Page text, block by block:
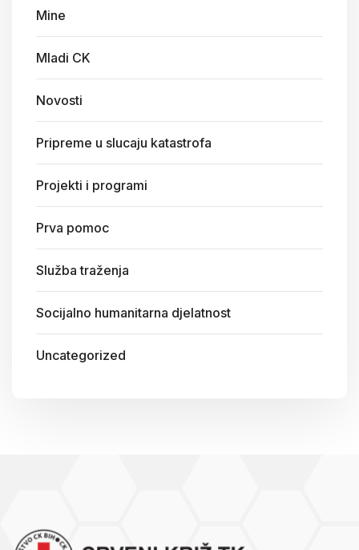
Mine
Mladi CK
Novosti
Pripreme u slucaju katastrofa
Projekti i programi
Prva pomoc
Služba traženja
Socijalno humanitarna djelatnost
Uncategorized